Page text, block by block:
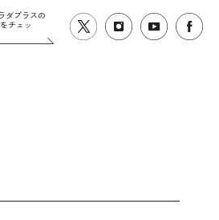
ダプラスの
チェッ